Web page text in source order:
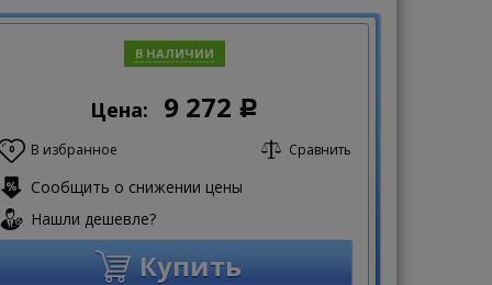
В НАЛИЧИИ
Цена: 9 272 Р
0 В избранное Сравнить
Сообщить о снижении цены
Нашли дешевле?
Купить